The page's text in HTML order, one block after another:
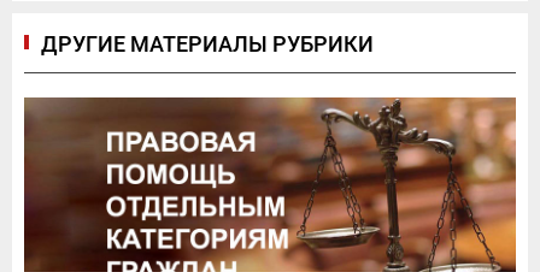
ДРУГИЕ МАТЕРИАЛЫ РУБРИКИ